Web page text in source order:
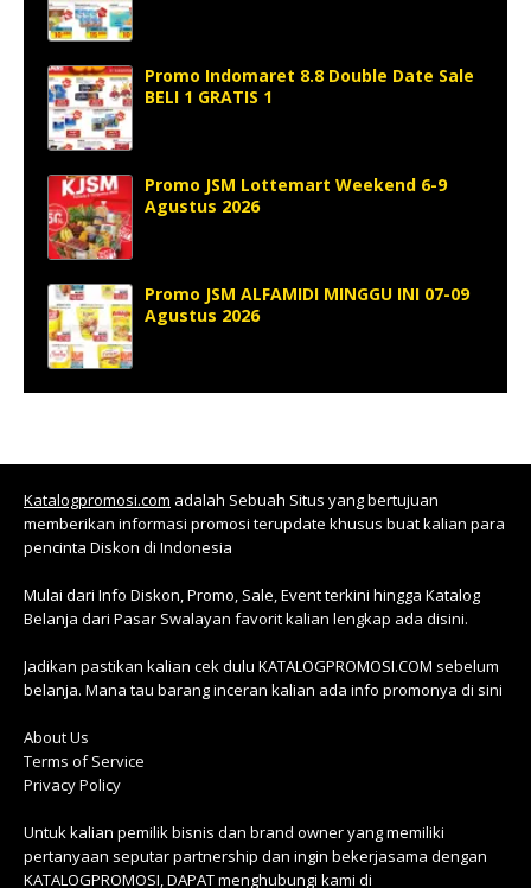
Promo Indomaret 8.8 Double Date Sale
BELI 1 GRATIS 1
Promo JSM Lottemart Weekend 6-9
Agustus 2026
Promo JSM ALFAMIDI MINGGU INI 07-09
Agustus 2026
Katalogpromosi.com adalah Sebuah Situs yang bertujuan
memberikan informasi promosi terupdate khusus buat kalian para
pencinta Diskon di Indonesia
Mulai dari Info Diskon, Promo, Sale, Event terkini hingga Katalog
Belanja dari Pasar Swalayan favorit kalian lengkap ada disini.
Jadikan pastikan kalian cek dulu KATALOGPROMOSI.COM sebelum
belanja. Mana tau barang inceran kalian ada info promonya di sini
About Us
Terms of Service
Privacy Policy
Untuk kalian pemilik bisnis dan brand owner yang memiliki
pertanyaan seputar partnership dan ingin bekerjasama dengan
KATALOGPROMOSI, DAPAT menghubungi kami di